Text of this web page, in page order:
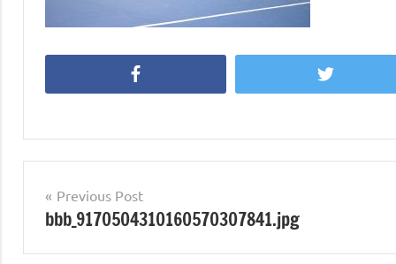
Twitter
Post
navigation
Previous Post
bbb_9170504310160570307841.jpg